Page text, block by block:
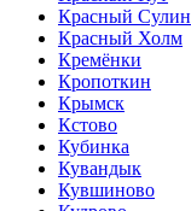
Красный Сулин
Красный Холм
Кремёнки
Кропоткин
Крымск
Кстово
Кубинка
Кувандык
Кувшиново